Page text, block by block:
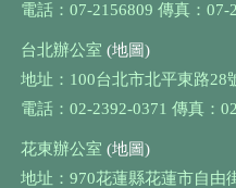
電話：07-2156809 傳真：07-
台北辦公室 (地圖)
地址：100台北市北平東路28
電話：02-2392-0371 傳真：
花東辦公室 (地圖)
地址：970花蓮縣花蓮市自由